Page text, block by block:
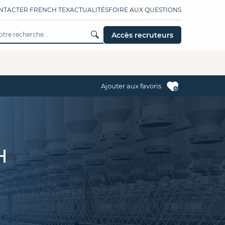
FRENCH TEXACTUALITÉSFOIRE AUX QUESTIONS
Accès recruteurs
Ajouter aux favoris